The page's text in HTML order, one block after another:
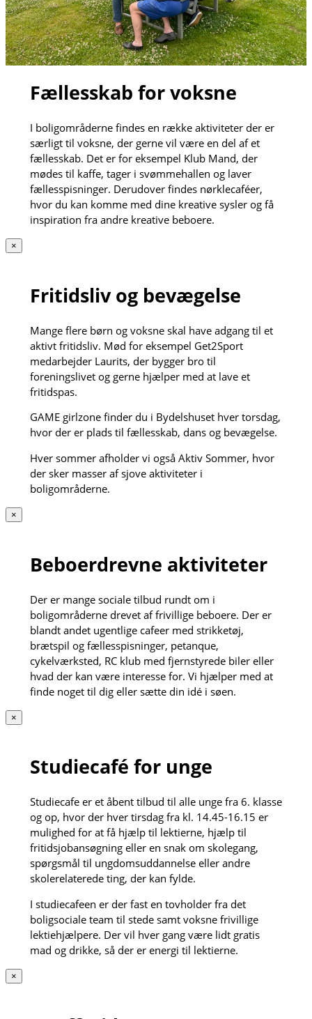
Fællesskab for voksne
I boligområderne findes en række aktiviteter der er
særligt til voksne, der gerne vil være en del af et
fællesskab. Det er for eksempel Klub Mand, der
mødes til kaffe, tager i svømmehallen og laver
fællesspisninger. Derudover findes nørklecaféer,
hvor du kan komme med dine kreative sysler og få
inspiration fra andre kreative beboere.
×
Fritidsliv og bevægelse
Mange flere børn og voksne skal have adgang til et
aktivt fritidsliv. Mød for eksempel Get2Sport
medarbejder Laurits, der bygger bro til
foreningslivet og gerne hjælper med at lave et
fritidspas.
GAME girlzone finder du i Bydelshuset hver torsdag,
hvor der er plads til fællesskab, dans og bevægelse.
Hver sommer afholder vi også Aktiv Sommer, hvor
der sker masser af sjove aktiviteter i
boligområderne.
×
Beboerdrevne aktiviteter
Der er mange sociale tilbud rundt om i
boligområderne drevet af frivillige beboere. Der er
blandt andet ugentlige cafeer med strikketøj,
brætspil og fællesspisninger, petanque,
cykelværksted, RC klub med fjernstyrede biler eller
hvad der kan være interesse for. Vi hjælper med at
finde noget til dig eller sætte din idé i søen.
×
Studiecafé for unge
Studiecafe er et åbent tilbud til alle unge fra 6. klasse
og op, hvor der hver tirsdag fra kl. 14.45-16.15 er
mulighed for at få hjælp til lektierne, hjælp til
fritidsjobansøgning eller en snak om skolegang,
spørgsmål til ungdomsuddannelse eller andre
skolerelaterede ting, der kan fylde.
I studiecafeen er der fast en tovholder fra det
boligsociale team til stede samt voksne frivillige
lektiehjælpere. Der vil hver gang være lidt gratis
mad og drikke, så der er energi til lektierne.
×